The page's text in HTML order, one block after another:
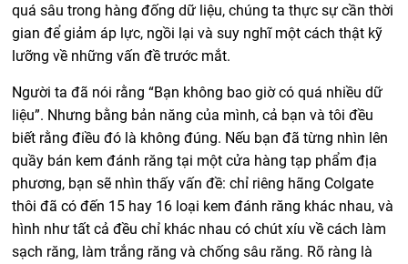
quá sâu trong hàng đống dữ liệu, chúng ta thực sự cần thời
gian để giảm áp lực, ngồi lại và suy nghĩ một cách thật kỹ
lưỡng về những vấn đề trước mắt.
Người ta đã nói rằng “Bạn không bao giờ có quá nhiều dữ
liệu”. Nhưng bằng bản năng của mình, cả bạn và tôi đều
biết rằng điều đó là không đúng. Nếu bạn đã từng nhìn lên
quầy bán kem đánh răng tại một cửa hàng tạp phẩm địa
phương, bạn sẽ nhìn thấy vấn đề: chỉ riêng hãng Colgate
thôi đã có đến 15 hay 16 loại kem đánh răng khác nhau, và
hình như tất cả đều chỉ khác nhau có chút xíu về cách làm
sạch răng, làm trắng răng và chống sâu răng. Rõ ràng là